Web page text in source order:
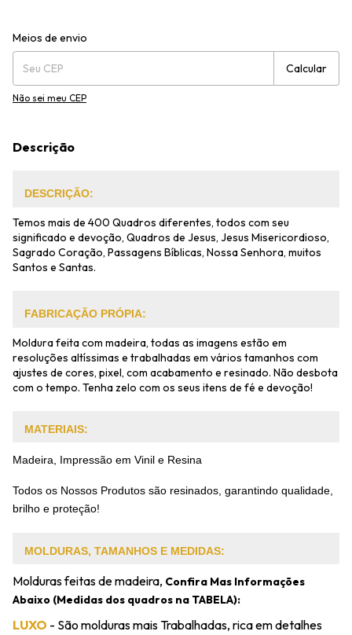
Entregas para o CEP:
Meios de envio
Calcular
Não sei meu CEP
Descrição
DESCRIÇÃO:
Temos mais de 400 Quadros diferentes, todos com seu
significado e devoção, Quadros de Jesus, Jesus Misericordioso,
Sagrado Coração, Passagens Bíblicas, Nossa Senhora, muitos
Santos e Santas.
FABRICAÇÃO PRÓPIA:
Moldura feita com madeira, todas as imagens estão em
resoluções altíssimas e trabalhadas em vários tamanhos com
ajustes de cores, pixel, com acabamento e resinado. Não desbota
com o tempo. Tenha zelo com os seus itens de fé e devoção!
MATERIAIS:
Madeira, Impressão em Vinil e Resina
Todos os Nossos Produtos são resinados, garantindo qualidade,
brilho e proteção!
MOLDURAS, TAMANHOS E MEDIDAS:
Molduras feitas de madeira, Confira Mas Informações
Abaixo (Medidas dos quadros na TABELA):
LUXO - São molduras mais Trabalhadas, rica em detalhes